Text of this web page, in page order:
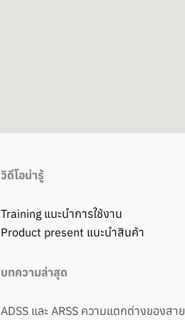
วิดีโอน่ารู้
Training แนะนำการใช้งาน
Product present แนะนำสินค้า
บทความล่าสุด
ADSS และ ARSS ความแตกต่างของสาย